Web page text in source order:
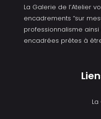
La Galerie de l’Atelier
encadrements “sur
professionnalisme ainsi
encadrées prêtes à